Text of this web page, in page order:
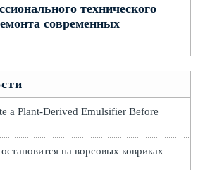
технического
современных
a Plant-Derived Emulsifier Before
на ворсовых ковриках